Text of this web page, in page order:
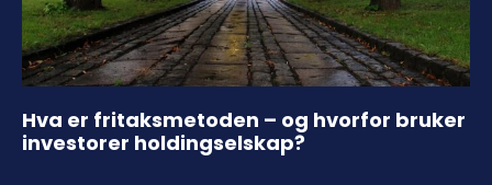
Hva er fritaksmetoden – og hvorfor bruker
investorer holdingselskap?